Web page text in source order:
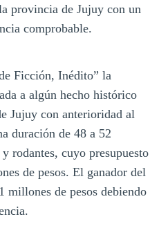
provincia de Jujuy con un
comprobable.
Ficción, Inédito” la
a algún hecho histórico
Jujuy con anterioridad al
duración de 48 a 52
rodantes, cuyo presupuesto
de pesos. El ganador del
millones de pesos debiendo